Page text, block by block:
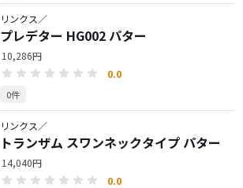
リンクス／
プレデター HG002 パター
10,286円
0.0
0件
リンクス／
トランザム スワンネックタイプ パター
14,040円
0.0